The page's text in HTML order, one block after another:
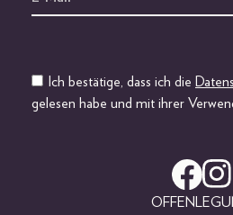
Ich bestätige, dass ich die
gelesen habe und mit ihrer